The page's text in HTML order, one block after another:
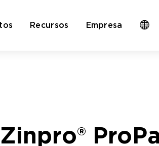
Recursos Empresa
Zinpro®